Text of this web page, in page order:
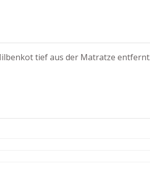
tief aus der Matratze